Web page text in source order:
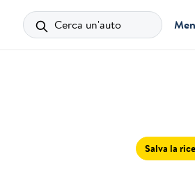
Cerca un'auto
Salva la